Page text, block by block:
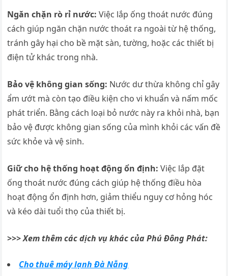
Ngăn chặn rò rỉ nước:Việc lắp ống thoát nước đúng
cách giúp ngăn chặn nước thoát ra ngoài từ hệ thống,
tránh gây hại cho bề mặt sàn, tường, hoặc các thiết bị
điện tử khác trong nhà.
Bảo vệ không gian sống: Nước dư thừa không chỉ gây
ẩm ướt mà còn tạo điều kiện cho vi khuẩn và nấm mốc
phát triển. Bằng cách loại bỏ nước này ra khỏi nhà, bạn
bảo vệ được không gian sống của mình khỏi các vấn đề
sức khỏe và vệ sinh.
Giữ cho hệ thống hoạt động ổn định: Việc lắp đặt
ống thoát nước đúng cách giúp hệ thống điều hòa
hoạt động ổn định hơn, giảm thiểu nguy cơ hỏng hóc
và kéo dài tuổi thọ của thiết bị.
>>> Xem thêm các dịch vụ khác của Phú Đông Phát:
Cho thuê máy lạnh Đà Nẵng